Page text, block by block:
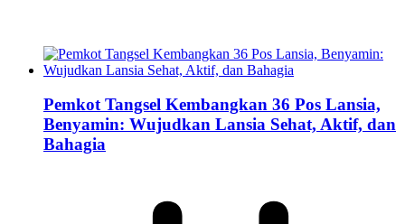
Pemkot Tangsel Kembangkan 36 Pos Lansia,
Benyamin: Wujudkan Lansia Sehat, Aktif, dan
Bahagia